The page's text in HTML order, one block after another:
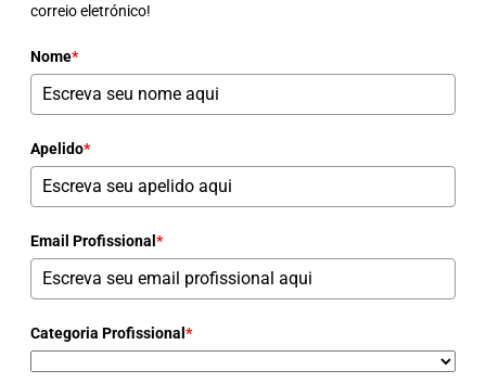
correio eletrónico!
Nome*
Apelido*
Email Profissional *
Categoria Profissional *